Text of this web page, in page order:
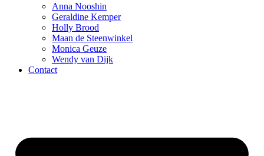
Anna Nooshin
Geraldine Kemper
Holly Brood
Maan de Steenwinkel
Monica Geuze
Wendy van Dijk
Contact